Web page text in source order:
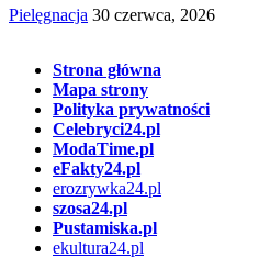
Pielęgnacja 30 czerwca, 2026
Strona główna
Mapa strony
Polityka prywatności
Celebryci24.pl
ModaTime.pl
eFakty24.pl
erozrywka24.pl
szosa24.pl
Pustamiska.pl
ekultura24.pl